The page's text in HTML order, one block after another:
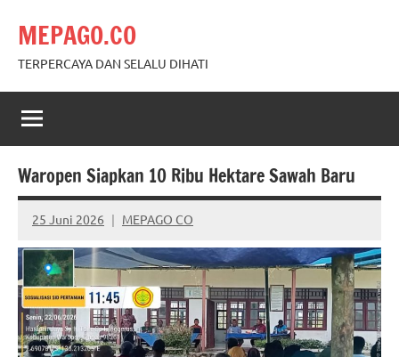
content
MEPAGO.CO
TERPERCAYA DAN SELALU DIHATI
Waropen Siapkan 10 Ribu Hektare Sawah Baru
25 Juni 2026 MEPAGO CO
No
comments